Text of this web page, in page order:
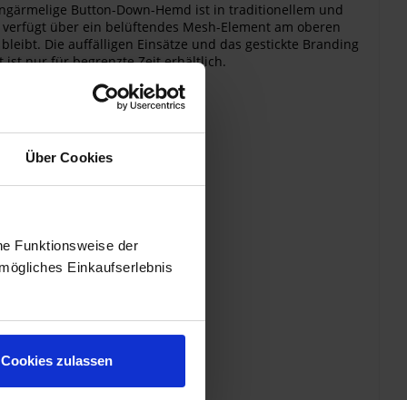
Über Cookies
Funktionsweise der
Einkaufserlebnis
Cookies zulassen
Button-Down-Hemd ist in traditionellem und
über ein belüftendes Mesh-Element am oberen
Die auffälligen Einsätze und das gestickte Branding
ist nur für begrenzte Zeit erhältlich.